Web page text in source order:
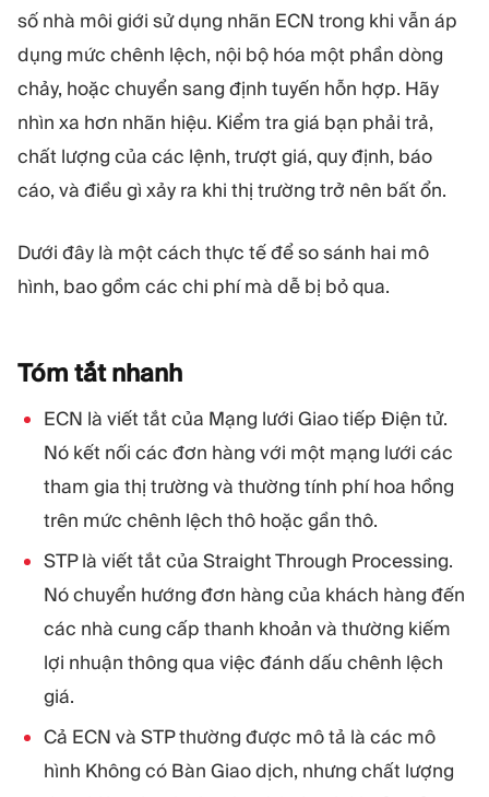
số nhà môi giới sử dụng nhãn ECN trong khi vẫn áp
dụng mức chênh lệch, nội bộ hóa một phần dòng
chảy, hoặc chuyển sang định tuyến hỗn hợp. Hãy
nhìn xa hơn nhãn hiệu. Kiểm tra giá bạn phải trả,
chất lượng của các lệnh, trượt giá, quy định, báo
cáo, và điều gì xảy ra khi thị trường trở nên bất ổn.
Dưới đây là một cách thực tế để so sánh hai mô
hình, bao gồm các chi phí mà dễ bị bỏ qua.
Tóm tắtnhanh
ECN là viết tắt của Mạng lưới Giao tiếp Điện tử.
Nó kết nối các đơn hàng với một mạng lưới các
tham gia thị trường và thường tính phí hoa hồng
trên mức chênh lệch thô hoặc gần thô.
STP là viết tắt của Straight Through Processing.
Nó chuyển hướng đơn hàng của khách hàng đến
các nhà cung cấp thanh khoản và thường kiếm
lợi nhuận thông qua việc đánh dấu chênh lệch
giá.
Cả ECN và STP thường được mô tả là các mô
hình Không có Bàn Giao dịch, nhưng chất lượng